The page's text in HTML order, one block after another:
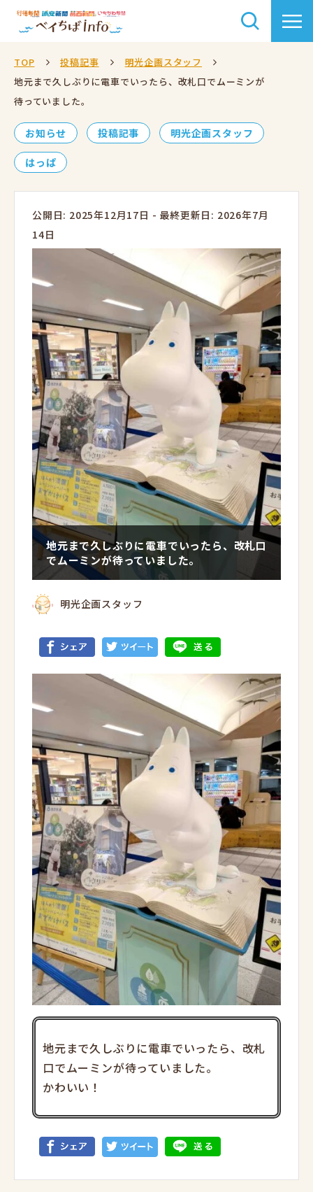
TOP 投稿記事
明光企画スタッフ
地元まで久しぶりに電車でいったら、改札口でムーミンが
待っていました。
お知らせ 投稿記事 明光企画スタッフ
はっぱ
公開日: 2025年12月17日 - 最終更新日: 2026年7月
14日
地元まで久しぶりに電車でいったら、改札口
でムーミンが待っていました。
明光企画スタッフ
地元まで久しぶりに電車でいったら、改札
口でムーミンが待っていました。
かわいい！